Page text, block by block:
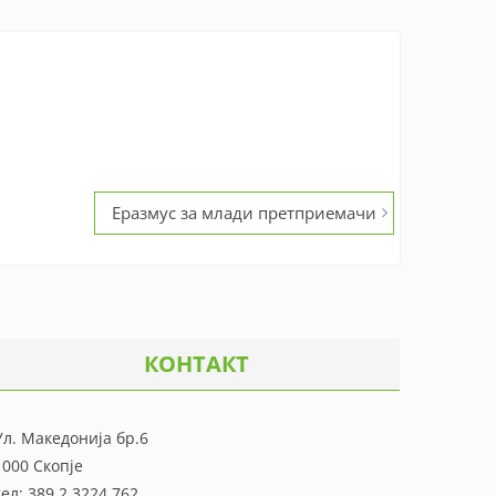
Eразмус за млади претприемачи
КОНТАКТ
Македонија бр.6
Скопје